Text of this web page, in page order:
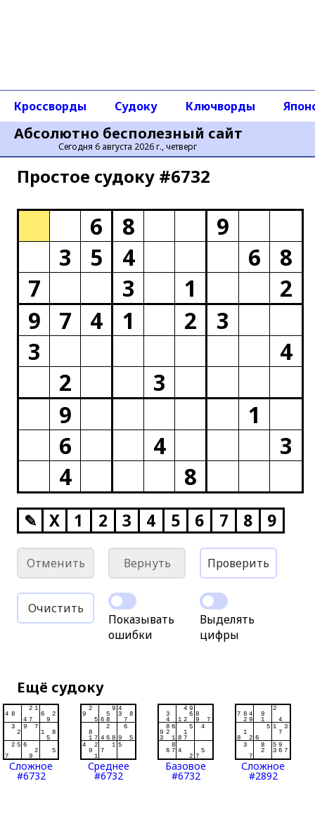
Абсолютно бесполезный сайт
Сегодня 6 августа 2026 г., четверг
Кроссворды Судоку Ключворды
Простое cудоку #6732
6 8
9
3
5 4 6
8
7
3 1
2
9
7 4 1 2
3
3
4
2
3
9
1
6
4
3
4
8
✎ X 1 2 3 4 5 6 7 8 9
Отменить Вернуть Проверить
Очистить
Показывать
ошибки
Выделять
цифры
Ещё судоку
Сложное
#6732
Среднее
#6732
Базовое
#6732
Сложное
#2892